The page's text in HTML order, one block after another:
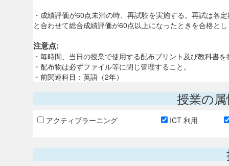
・成績評価が60点未満の時、再試験を実施する。再試は各
と合わせて総合成績評価が60点以上になったときを合格と
注意点:
・毎時間、当日の授業で使用する配布プリント及び教科書
・配布物は必ずファイル等に閉じ管理すること。
・前関連科目：英語（2年）
授業の
アクティブラーニング ICT 利用